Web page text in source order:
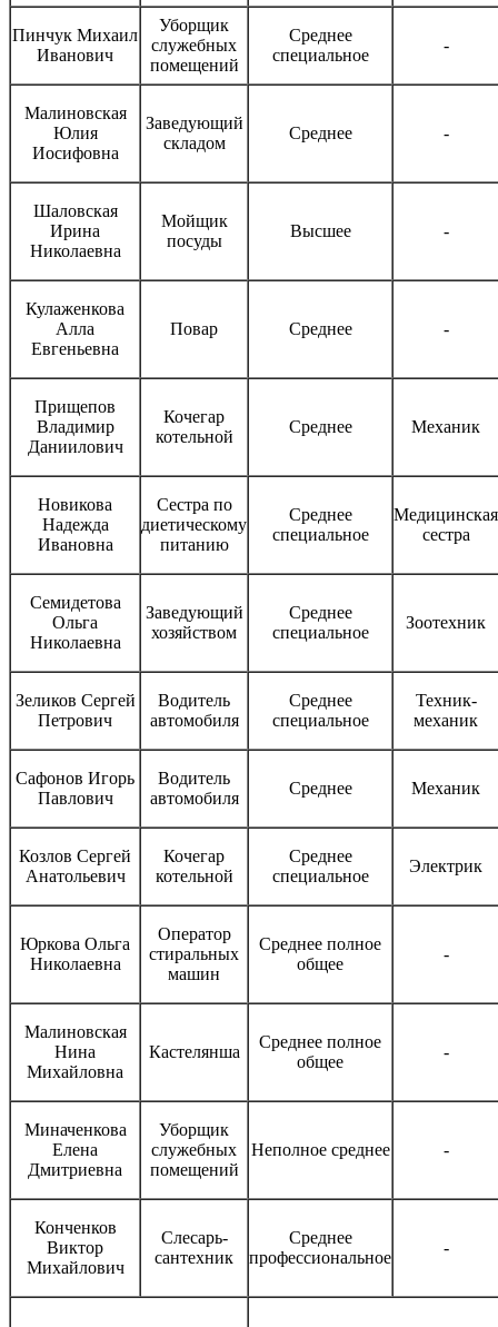
Пинчук Михаил
Иванович
Уборщик
служебных
помещений
Среднее
специальное
-
Малиновская
Юлия
Иосифовна
Заведующий
складом
Среднее -
Шаловская
Ирина
Николаевна
Мойщик
посуды
Высшее -
Кулаженкова
Алла
Евгеньевна
Повар Среднее -
Прищепов
Владимир
Даниилович
Кочегар
котельной
Среднее Механик
Новикова
Надежда
Ивановна
Сестра по
диетическому
питанию
Среднее
специальное
Медицинская
сестра
Семидетова
Ольга
Николаевна
Заведующий
хозяйством
Среднее
специальное
Зоотехник
Зеликов Сергей
Петрович
Водитель
автомобиля
Среднее
специальное
Техник-
механик
Сафонов Игорь
Павлович
Водитель
автомобиля
Среднее Механик
Козлов Сергей
Анатольевич
Кочегар
котельной
Среднее
специальное
Электрик
Юркова Ольга
Николаевна
Оператор
стиральных
машин
Среднее полное
общее
-
Малиновская
Нина
Михайловна
Кастелянша
Среднее полное
общее
-
Миначенкова
Елена
Дмитриевна
Уборщик
служебных
помещений
Неполное среднее -
Конченков
Виктор
Михайлович
Слесарь-
сантехник
Среднее
профессиональное
-